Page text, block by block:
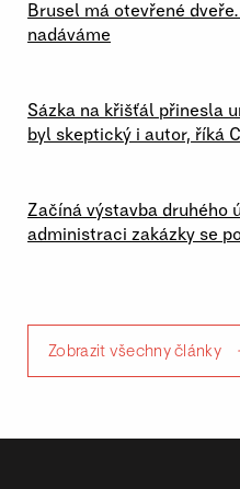
Brusel má otevřené
nadáváme
Sázka na křišťál přinesla
byl skeptický i autor, říká
Začíná výstavba druhého
administraci zakázky se
Zobrazit všechny články